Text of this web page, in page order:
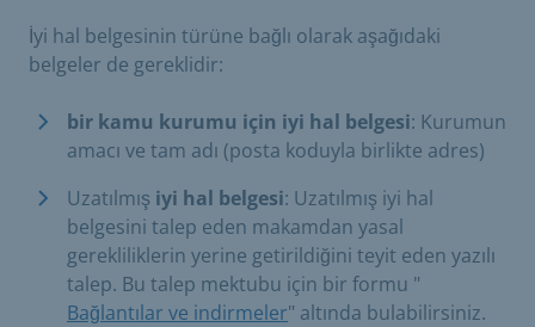
İyi hal belgesinin türüne bağlı olarak aşağıdaki
belgeler de gereklidir:
bir kamu kurumu için iyi hal belgesi: Kurumun
amacı ve tam adı (posta koduyla birlikte adres)
Uzatılmış iyi hal belgesi: Uzatılmış iyi hal
belgesini talep eden makamdan yasal
gerekliliklerin yerine getirildiğini teyit eden yazılı
talep. Bu talep mektubu için bir formu "
Bağlantılar ve indirmeler" altında bulabilirsiniz.